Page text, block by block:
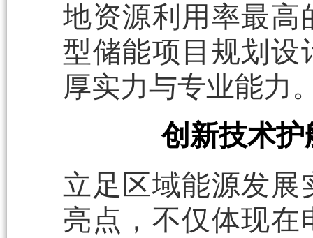
地资源利用率最高
型储能项目规划设
厚实力与专业能力
创新技术
立足区域能源发展
亮点，不仅体现